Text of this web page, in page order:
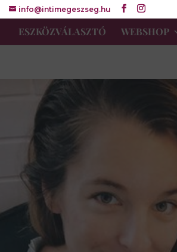
info@intimegeszseg.hu
ESZKÖZVÁLASZTÓ WEBSHOP